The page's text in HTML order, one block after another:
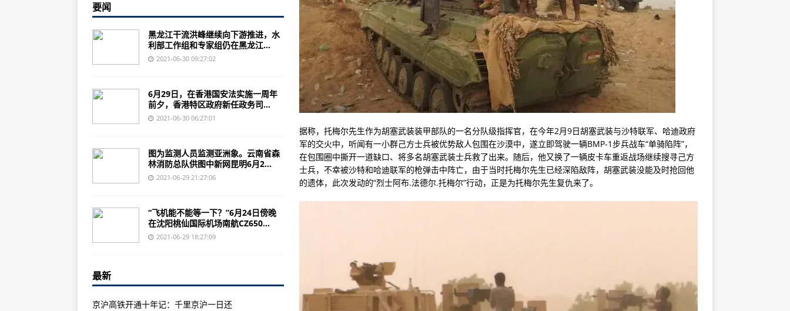
面对北约演习，俄军展示克里米亚S-400战备能力
长江中下游地区有持续性强降水 暴雨黄色预警继续发布
湖北新增境外输入确诊病例2例
铁路暑运7月1日启动，全国铁路预计发送旅客7.5亿人次
国家卫健委：昨日新增确诊病例9例 均为境外输入病例
上周食用农产品市场价格比前一周下降1.3% 肉类价格总体下降
京沪高铁十年｜1318公里“经济大动脉”重构沿线城市版图
黑龙江干流洪峰通过胜利屯江段 洪水量级正逐渐下降
有航母了不起？俄军在英美航母旁边“秀肌肉”：有的是办法打沉你
目标女王号！俄舰发现F35，英航母行迹暴露，轰炸机已带弹出击
印度空军的不自信，源自战斗机都需要花钱买，国产化程度却非常低
环球深观察丨欠了188年的殖民账，英国就是不还
加拿大原住民讲述亲人种族歧视遭遇：在医院没人管 险些丧命
据称，托梅尔先生作为胡塞武装装甲部队的一名分队级指挥官，在今年2月9日胡塞武装与沙特联军、哈迪政府
军的交火中，听闻有一小群己方士兵被优势敌人包围在沙漠中，遂立即驾驶一辆BMP-1步兵战车“单骑陷阵”，
在包围圈中撕开一道缺口、将多名胡塞武装士兵救了出来。随后，他又换了一辆皮卡车重返战场继续搜寻己方
士兵，不幸被沙特和哈迪联军的枪弹击中阵亡，由于当时托梅尔先生已经深陷敌阵，胡塞武装没能及时抢回他
的遗体，此次发动的“烈士阿布.法德尔.托梅尔”行动，正是为托梅尔先生复仇来了。
要闻
黑龙江干流洪峰继续向下游推进，水
利部工作组和专家组仍在黑龙江...
2021-06-30 09:27:02
6月29日，在香港国安法实施一周年
前夕，香港特区政府新任政务司...
2021-06-30 06:27:01
图为监测人员监测亚洲象。云南省森
林消防总队供图中新网昆明6月2...
2021-06-29 21:27:06
“飞机能不能等一下？”6月24日傍晚
在沈阳桃仙国际机场南航CZ650...
2021-06-29 18:27:09
最新
京沪高铁开通十年记：千里京沪一日还